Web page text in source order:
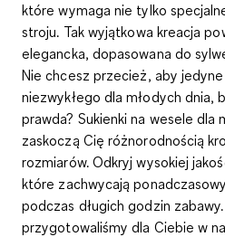
które wymaga nie tylko
stroju. Tak wyjątkowa kreacja
elegancka, dopasowana do
Nie chcesz przecież, aby
niezwykłego dla młodych dnia,
prawda? Sukienki na wesele dla
zaskoczą Cię różnorodnością
rozmiarów. Odkryj wysokiej
które zachwycają
podczas długich godzin
przygotowaliśmy dla Ciebie w